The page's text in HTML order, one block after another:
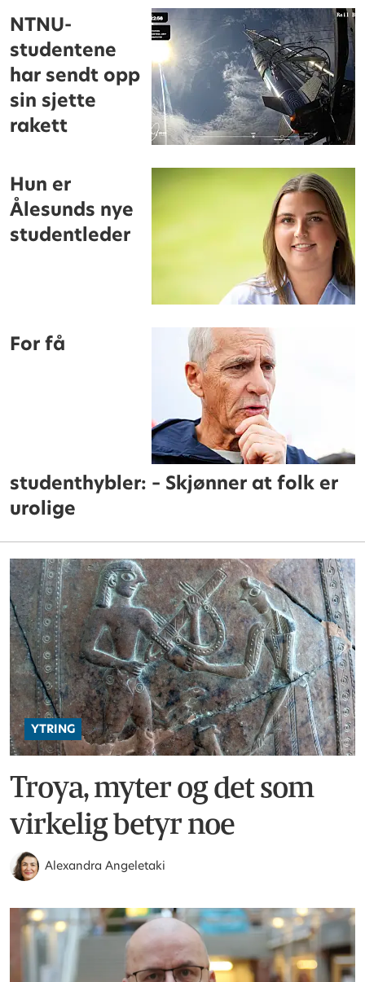
NTNU-
studentene
har sendt opp
sin sjette
rakett
Hun er
Ålesunds nye
studentleder
For få
studenthybler: – Skjønner at folk er
urolige
YTRING
Troya, myter og det som
virkelig betyr noe
Alexandra Angeletaki